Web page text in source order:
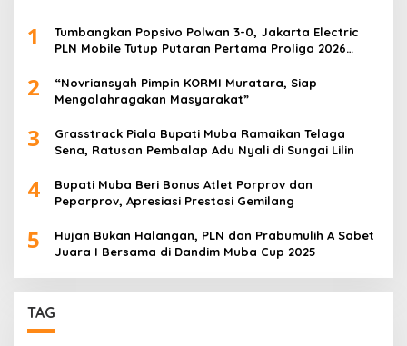
1
Tumbangkan Popsivo Polwan 3-0, Jakarta Electric
PLN Mobile Tutup Putaran Pertama Proliga 2026
2
“Novriansyah Pimpin KORMI Muratara, Siap
Mengolahragakan Masyarakat”
3
Grasstrack Piala Bupati Muba Ramaikan Telaga
Sena, Ratusan Pembalap Adu Nyali di Sungai Lilin
4
Bupati Muba Beri Bonus Atlet Porprov dan
Peparprov, Apresiasi Prestasi Gemilang
5
Hujan Bukan Halangan, PLN dan Prabumulih A Sabet
Juara I Bersama di Dandim Muba Cup 2025
TAG